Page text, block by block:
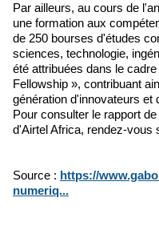
Par ailleurs, au cours de
une formation aux
de 250 bourses d'études
sciences, technologie,
été attribuées dans le
Fellowship », contribuant
génération d'innovateurs et
Pour consulter le rapport
d'Airtel Africa, rendez-vous
Source : https://
numeriq...